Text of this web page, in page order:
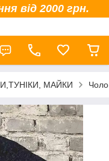
від 2000 грн.
МАЙКИ